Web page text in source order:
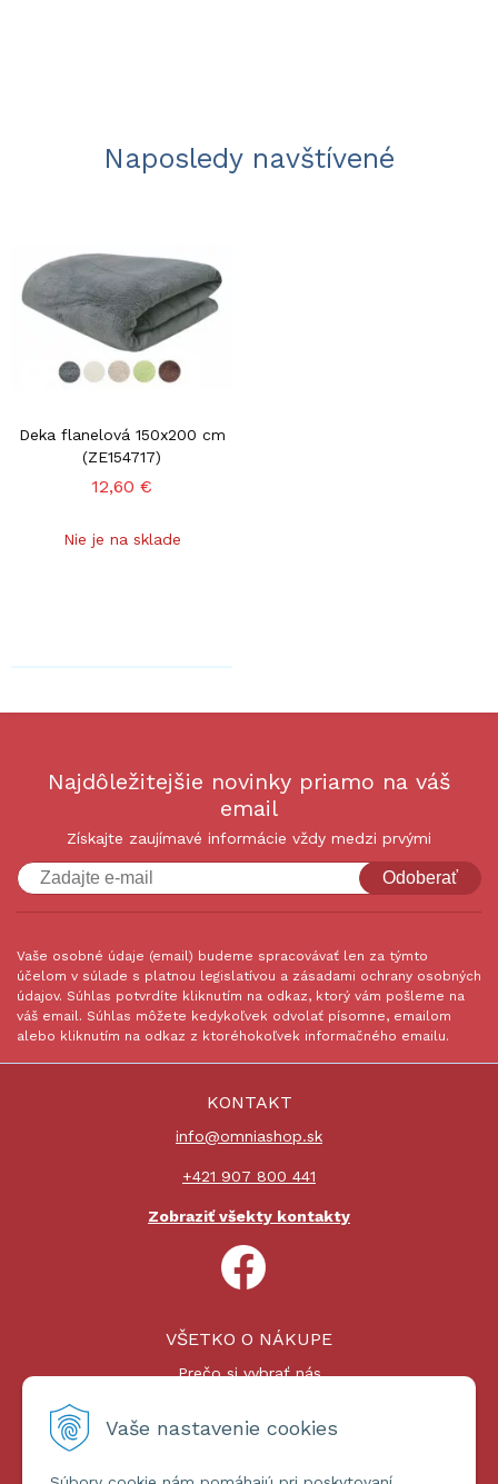
Vaše nastavenie cookies
Naposledy navštívené
Deka flanelová 150x200 cm
(ZE154717)
12,60 €
Nie je na sklade
Najdôležitejšie novinky priamo na váš
email
Získajte zaujímavé informácie vždy medzi prvými
Odoberať
Vaše osobné údaje (email) budeme spracovávať len za týmto
účelom v súlade s platnou legislatívou a zásadami ochrany osobných
údajov. Súhlas potvrdíte kliknutím na odkaz, ktorý vám pošleme na
váš email. Súhlas môžete kedykoľvek odvolať písomne, emailom
alebo kliknutím na odkaz z ktoréhokoľvek informačného emailu.
KONTAKT
info@omniashop.sk
+421 907 800 441
Zobraziť všekty kontakty
VŠETKO O NÁKUPE
Prečo si vybrať nás
Platby a doprava